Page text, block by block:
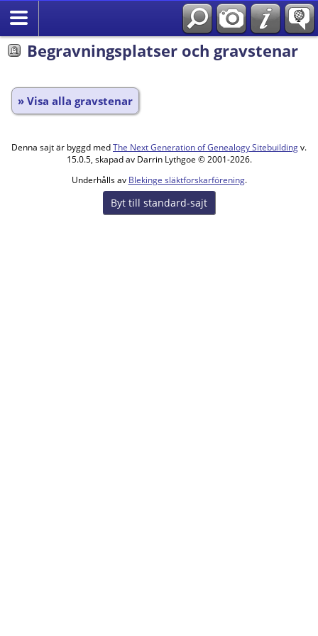
Begravningsplatser och gravstenar
» Visa alla gravstenar
Denna sajt är byggd medThe Next Generation of Genealogy Sitebuildingv.
15.0.5, skapad av Darrin Lythgoe © 2001-2026.
Underhålls av Blekinge släktforskarförening.
Byt till standard-sajt